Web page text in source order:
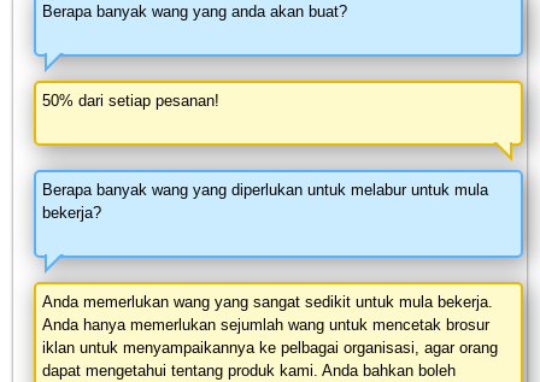
Berapa banyak wang yang anda akan buat?
50% dari setiap pesanan!
Berapa banyak wang yang diperlukan untuk melabur untuk mula
bekerja?
Anda memerlukan wang yang sangat sedikit untuk mula bekerja.
Anda hanya memerlukan sejumlah wang untuk mencetak brosur
iklan untuk menyampaikannya ke pelbagai organisasi, agar orang
dapat mengetahui tentang produk kami. Anda bahkan boleh